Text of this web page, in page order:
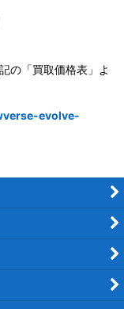
の「買取価格表」よ
evolve-